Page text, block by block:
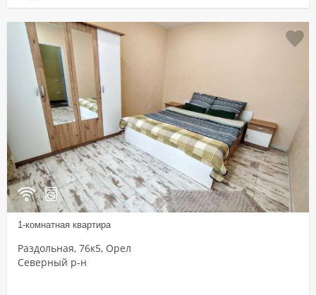
1-комнатная квартира
Раздольная, 76к5, Орел
Северный р-н